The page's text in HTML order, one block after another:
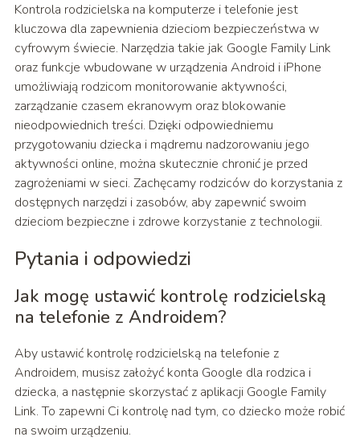
Kontrola rodzicielska na komputerze i telefonie jest
kluczowa dla zapewnienia dzieciom bezpieczeństwa w
cyfrowym świecie. Narzędzia takie jak Google Family Link
oraz funkcje wbudowane w urządzenia Android i iPhone
umożliwiają rodzicom monitorowanie aktywności,
zarządzanie czasem ekranowym oraz blokowanie
nieodpowiednich treści. Dzięki odpowiedniemu
przygotowaniu dziecka i mądremu nadzorowaniu jego
aktywności online, można skutecznie chronić je przed
zagrożeniami w sieci. Zachęcamy rodziców do korzystania z
dostępnych narzędzi i zasobów, aby zapewnić swoim
dzieciom bezpieczne i zdrowe korzystanie z technologii.
Pytania i odpowiedzi
Jak mogę ustawić kontrolę rodzicielską
na telefonie z Androidem?
Aby ustawić kontrolę rodzicielską na telefonie z
Androidem, musisz założyć konta Google dla rodzica i
dziecka, a następnie skorzystać z aplikacji Google Family
Link. To zapewni Ci kontrolę nad tym, co dziecko może robić
na swoim urządzeniu.